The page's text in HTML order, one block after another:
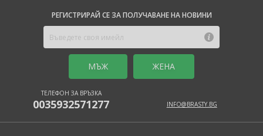
РЕГИСТРИРАЙ СЕ ЗА ПОЛУЧАВАНЕ НА НОВИНИ
MЪЖ ЖЕНА
ТЕЛЕФОН ЗА ВРЪЗКА
0035932571277 INFO@BRASTY.BG